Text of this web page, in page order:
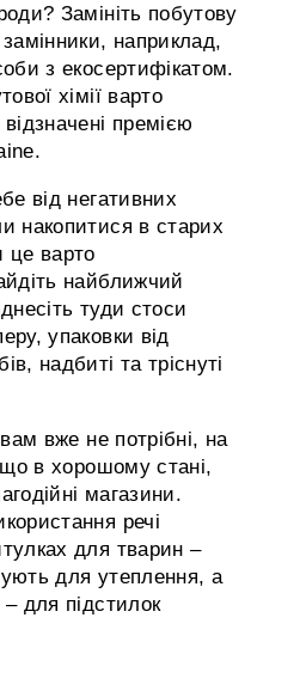
Замініть побутову
наприклад,
з екосертифікатом.
хімії варто
премією
від негативних
накопитися в старих
це варто
найближчий
туди стоси
упаковки від
надбиті та тріснуті
вже не потрібні, на
що в хорошому стані,
магазини.
речі
для тварин –
для утеплення, а
– для підстилок